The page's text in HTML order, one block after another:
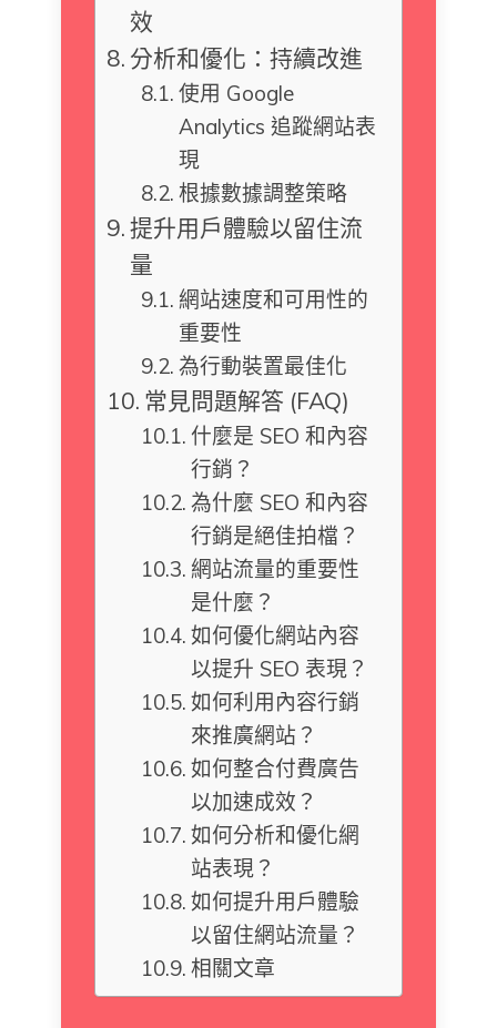
效
分析和優化：持續改進
使用 Google
Analytics 追蹤網站表
現
根據數據調整策略
提升用戶體驗以留住流
量
網站速度和可用性的
重要性
為行動裝置最佳化
常見問題解答 (FAQ)
什麼是 SEO 和內容
行銷？
為什麼 SEO 和內容
行銷是絕佳拍檔？
網站流量的重要性
是什麼？
如何優化網站內容
以提升 SEO 表現？
如何利用內容行銷
來推廣網站？
如何整合付費廣告
以加速成效？
如何分析和優化網
站表現？
如何提升用戶體驗
以留住網站流量？
相關文章